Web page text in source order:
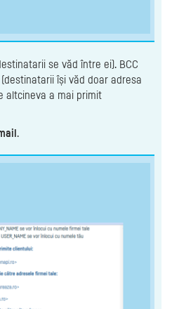
se văd între ei). BCC
își văd doar adresa
altcineva a mai primit
.